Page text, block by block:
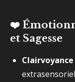
❤️
et Sagesse
Clairvoyance